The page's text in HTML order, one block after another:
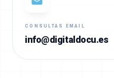
CONSULTAS EMAIL
info@digitaldocu.es